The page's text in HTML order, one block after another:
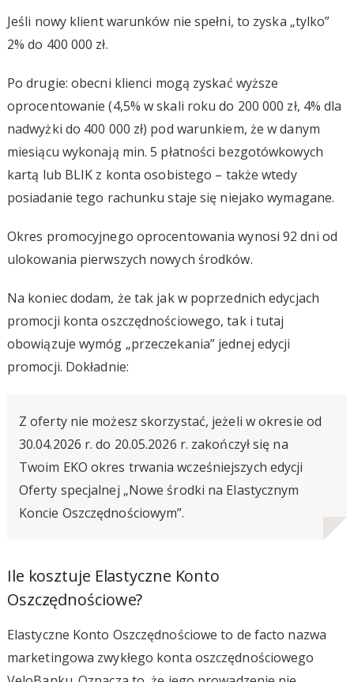
Jeśli nowy klient warunków nie spełni, to zyska „tylko”
2% do 400 000 zł.
Po drugie: obecni klienci mogą zyskać wyższe
oprocentowanie (4,5% w skali roku do 200 000 zł, 4% dla
nadwyżki do 400 000 zł) pod warunkiem, że w danym
miesiącu wykonają min. 5 płatności bezgotówkowych
kartą lub BLIK z konta osobistego – także wtedy
posiadanie tego rachunku staje się niejako wymagane.
Okres promocyjnego oprocentowania wynosi 92 dni od
ulokowania pierwszych nowych środków.
Na koniec dodam, że tak jak w poprzednich edycjach
promocji konta oszczędnościowego, tak i tutaj
obowiązuje wymóg „przeczekania” jednej edycji
promocji. Dokładnie:
Z oferty nie możesz skorzystać, jeżeli w okresie od
30.04.2026 r. do 20.05.2026 r. zakończył się na
Twoim EKO okres trwania wcześniejszych edycji
Oferty specjalnej „Nowe środki na Elastycznym
Koncie Oszczędnościowym”.
Ile kosztuje Elastyczne Konto
Oszczędnościowe?
Elastyczne Konto Oszczędnościowe to de facto nazwa
marketingowa zwykłego konta oszczędnościowego